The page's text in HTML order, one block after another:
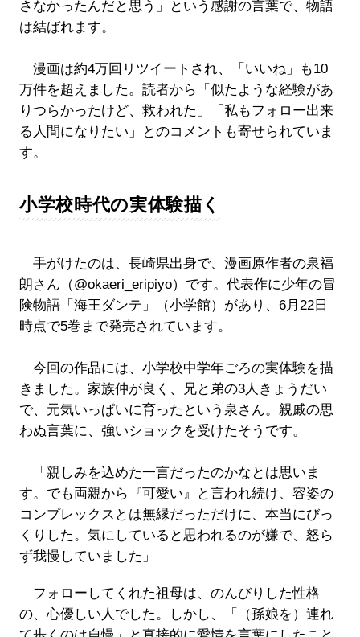
さなかったんだと思う」という感謝の言葉で、物語
は結ばれます。
漫画は約4万回リツイートされ、「いいね」も10
万件を超えました。読者から「似たような経験があ
りつらかったけど、救われた」「私もフォロー出来
る人間になりたい」とのコメントも寄せられていま
す。
小学校時代の実体験描く
手がけたのは、長崎県出身で、漫画原作者の泉福
朗さん（@okaeri_eripiyo）です。代表作に少年の冒
険物語「海王ダンテ」（小学館）があり、6月22日
時点で5巻まで発売されています。
今回の作品には、小学校中学年ごろの実体験を描
きました。家族仲が良く、兄と弟の3人きょうだい
で、元気いっぱいに育ったという泉さん。親戚の思
わぬ言葉に、強いショックを受けたそうです。
「親しみを込めた一言だったのかなとは思いま
す。でも両親から『可愛い』と言われ続け、容姿の
コンプレックスとは無縁だっただけに、本当にびっ
くりした。気にしていると思われるのが嫌で、怒ら
ず我慢していました」
フォローしてくれた祖母は、のんびりした性格
の、心優しい人でした。しかし、「（孫娘を）連れ